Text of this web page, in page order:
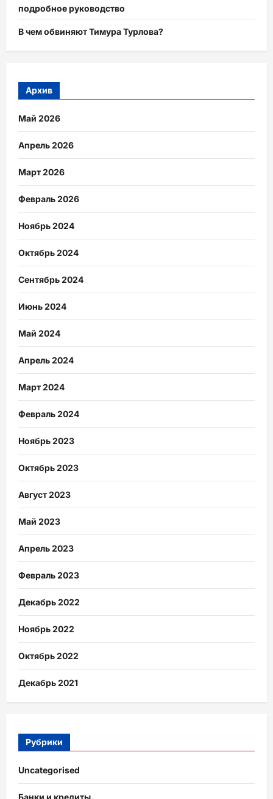
подробное руководство
В чем обвиняют Тимура Турлова?
Архив
Май 2026
Апрель 2026
Март 2026
Февраль 2026
Ноябрь 2024
Октябрь 2024
Сентябрь 2024
Июнь 2024
Май 2024
Апрель 2024
Март 2024
Февраль 2024
Ноябрь 2023
Октябрь 2023
Август 2023
Май 2023
Апрель 2023
Февраль 2023
Декабрь 2022
Ноябрь 2022
Октябрь 2022
Декабрь 2021
Рубрики
Uncategorised
Банки и кредиты